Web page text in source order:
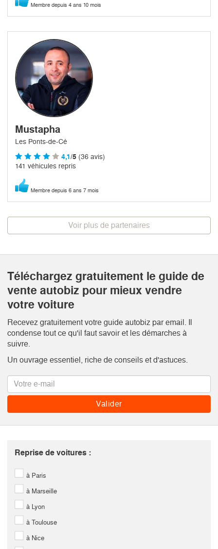
Membre depuis 4 ans 10 mois
Mustapha
Les Ponts-de-Cé
4,1/5 (36 avis)
141 véhicules repris
Membre depuis 6 ans 7 mois
Voir plus de partenaires
Téléchargez gratuitement le guide de
vente autobiz pour mieux vendre
votre voiture
Recevez gratuitement votre guide autobiz par email. Il
condense tout ce qu'il faut savoir et les démarches à
suivre.
Un ouvrage essentiel, riche de conseils et d'astuces.
Reprise de voitures :
à Paris
à Marseille
à Lyon
à Toulouse
à Nice